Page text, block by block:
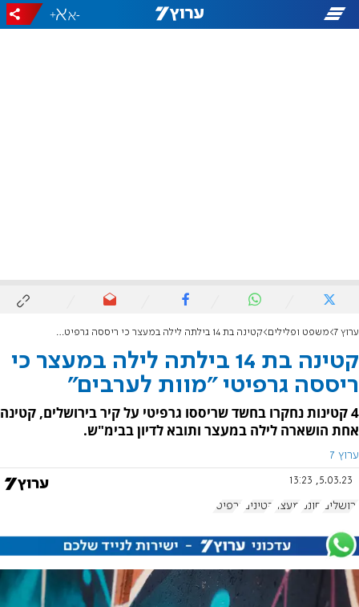
-
+
ערוץ 7 משפט ופלילים קטינה בת 14 בילתה לילה במעצר כי ריססה גרפיטי "מוות לערבים"
קטינה בת 14 בילתה לילה במעצר כי
ריססה גרפיטי "מוות לערבים"
4 קטינות נחקרו בחשד שריססו גרפיטי על קיר בירושלים, קטינה
אחת הושארה לילה במעצר ותובא לדיון בבימ"ש.
ערוץ 7
5.03.23, 13:23
ירושלים חוננו מעצר קטינים גרפיטי